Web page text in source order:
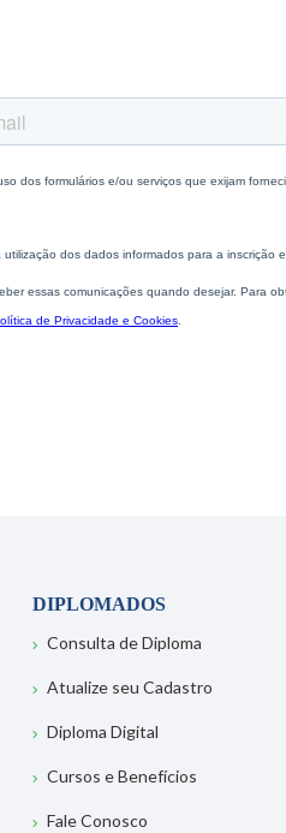
DIPLOMADOS
Consulta de Diploma
Atualize seu Cadastro
Diploma Digital
Cursos e Benefícios
Fale Conosco